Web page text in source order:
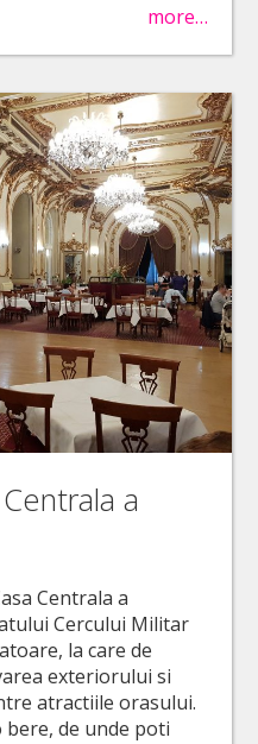
more…
a
Centrala a
Cercului Militar
la care de
exteriorului si
atractiile orasului.
de unde poti